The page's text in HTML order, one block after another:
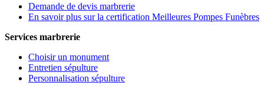
Demande de devis marbrerie
En savoir plus sur la certification Meilleures Pompes Funèbres
Services marbrerie
Choisir un monument
Entretien sépulture
Personnalisation sépulture